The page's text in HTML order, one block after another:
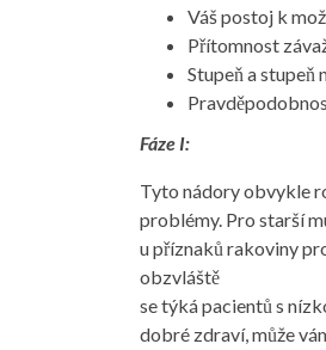
Váš postoj k
Přítomnost
Stupeň a stupeň
Fáze I:
Tyto nádory obvykle
problémy. Pro starší
u příznaků rakoviny
obzvláště
se týká pacientů s
dobré zdraví, může